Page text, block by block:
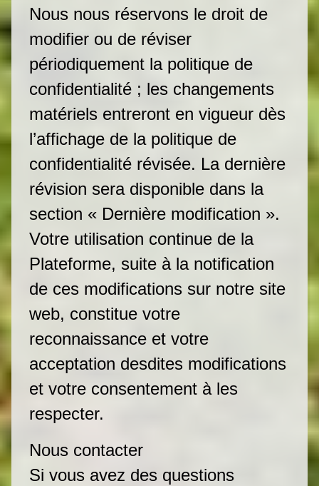
Nous nous réservons le droit de
modifier ou de réviser
périodiquement la politique de
confidentialité ; les changements
matériels entreront en vigueur dès
l’affichage de la politique de
confidentialité révisée. La dernière
révision sera disponible dans la
section « Dernière modification ».
Votre utilisation continue de la
Plateforme, suite à la notification
de ces modifications sur notre site
web, constitue votre
reconnaissance et votre
acceptation desdites modifications
et votre consentement à les
respecter.
Nous contacter
Si vous avez des questions